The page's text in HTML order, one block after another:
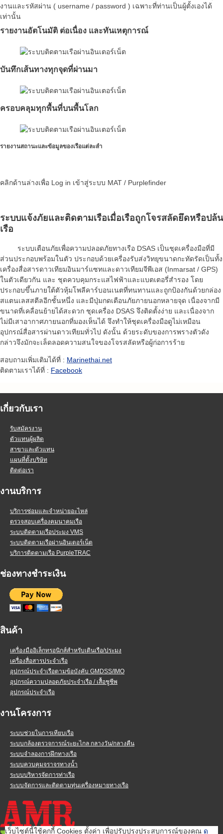
งานและรหัสผ่าน ( username / password ) เฉพาะที่ท่านเป็นผู้ตั้งเองได้
เท่านั้น
รายงานอัตโนมัติ ต่อเนื่อง และทันเหตุการณ์
บันทึกเส้นทางทุกจุดที่ผ่านมา
ครอบคลุมทุกพื้นที่บนพื้นโลก
รายงานสถานะและข้อมูลของเรือแต่ละลำ
คลิกด้านล่างเพื่อ Log in เข้าสู่ระบบ MAT / Purplefinder
ระบบแจ้งภัยและติดตามเรือเมื่อเรือถูกโจรสลัดยึดหรือปล้น
เรือ
ระบบเตือนภัยเพื่อความปลอดภัยทางเรือ DSAS เป็นชุดเครื่องมือที่มี
ส่วนประกอบพร้อมในตัว ประกอบด้วยเครื่องรับส่งวิทยุขนาดกะทัดรัดเป็นทั้ง
เครื่องสื่อสารดาวเทียมอินมาร์แซทและดาวเทียมจีพีเอส (Inmarsat / GPS)
ในตัวเดียวกัน และ ชุดควบคุมกระแสไฟฟ้าและแบตเตอรี่สำรอง โดย
ประกอบขึ้นภายใต้ตัวหุ้มโพลีคาร์บอนเนตที่ทนทานและถูกป้องกันด้วยกล่อง
สแตนเลสสตีลอีกชั้นหนึ่ง และมีปุ่มกดเตือนภัยภายนอกหลายจุด เนื่องจากมี
ขนาดที่เคลื่อนย้ายได้สะดวก ชุดเครื่อง DSAS จึงติดตั้งง่าย และเนื่องจาก
ไม่มีเสาอากาศภายนอกที่มองเห็นได้ จึงทำให้ชุดเครื่องมือดูไม่เหมือน
อุปกรณ์สื่อสารผ่านดาวเทียมทั่วไป ดังนั้น ด้วยระดับของการพรางตัวดัง
กล่าวจึงมักจะเล็ดลอดความสนใจของโจรสลัดหรือผู้ก่อการร้าย
สอบถามเพิ่มเติมได้ที่ : Marinethai.net
ติดตามเราได้ที่ : Facebook
เกี่ยวกับเรา
รับสมัครงาน
ตัวแทนผู้ผลิต
สาขาและตัวแทน
แผนที่ตั้งบริษัท
ติดต่อเรา
งานบริการ
บริการซ่อมและจำหน่ายอะไหล่
ตรวจสอบเครื่องคมนาคมเรือ
ระบบติดตามเรือประมง VMS
ระบบติดตามเรือผ่านอินเตอร์เน็ต
บริการติดตามเรือ PurpleTRAC
ช่องทางชำระเงิน
สินค้า
เครื่องมืออิเล็กทรอนิกส์สำหรับเดินเรือ/ประมง
เครื่องสื่อสารประจำเรือ
อุปกรณ์ประจำเรือตามข้อบังคับ GMDSS/IMO
อุปกรณ์ความปลอดภัยประจำเรือ / เสื้อชูชีพ
อุปกรณ์ประจำเรือ
งานโครงการ
ระบบช่วยในการเทียบเรือ
ระบบกล้องตรวจการณ์ระยะไกล กลางวัน/กลางคืน
ระบบจำลองการฝึกทางเรือ
ระบบควบคุมจราจรทางน้ำ
ระบบบริหารจัดการท่าเรือ
ระบบจัดการและติดตามทุ่นเครื่องหมายทางเรือ
เว็บไซต์นี้ใช้คุกกี้ Cookies ตั้งค่า เพื่อปรับปรุงประสบการณ์ของคุณ ดู